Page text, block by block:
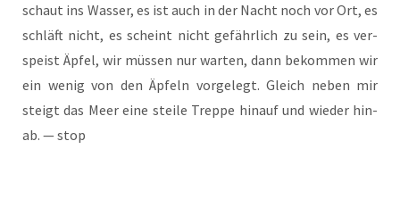
schaut ins Was­ser, es ist auch in der Nacht noch vor Ort, es
schläft nicht, es scheint nicht gefähr­lich zu sein, es ver­
speist Äpfel, wir müs­sen nur war­ten, dann bekom­men wir
ein wenig von den Äpfeln vor­ge­legt. Gleich neben mir
steigt das Meer eine stei­le Trep­pe hin­auf und wie­der hin­
ab. — stop